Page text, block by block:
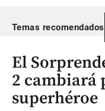
Temas recomendados
El
2 cambiará
superhéroe